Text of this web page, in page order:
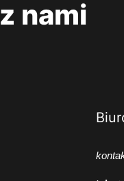
z nami